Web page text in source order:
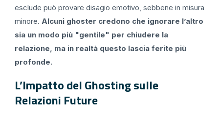
esclude può provare disagio emotivo, sebbene in misura
minore. Alcuni ghoster credono che ignorare l’altro
sia un modo più "gentile" per chiudere la
relazione, ma in realtà questo lascia ferite più
profonde.
L’Impatto del Ghosting sulle
Relazioni Future